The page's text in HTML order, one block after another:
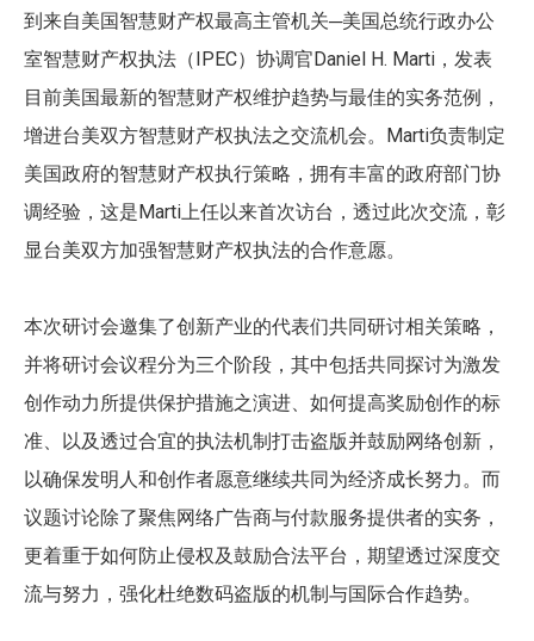
到来自美国智慧财产权最高主管机关─美国总统行政办公
室智慧财产权执法（IPEC）协调官Daniel H. Marti ，发表
目前美国最新的智慧财产权维护趋势与最佳的实务范例，
增进台美双方智慧财产权执法之交流机会。 Marti负责制定
美国政府的智慧财产权执行策略，拥有丰富的政府部门协
调经验，这是Marti 上任以来首次访台，透过此次交流，彰
显台美双方加强智慧财产权执法的合作意愿。
本次研讨会邀集了创新产业的代表们共同研讨相关策略，
并将研讨会议程分为三个阶段，其中包括共同探讨为激发
创作动力所提供保护措施之演进、如何提高奖励创作的标
准、以及透过合宜的执法机制打击盗版并鼓励网络创新，
以确保发明人和创作者愿意继续共同为经济成长努力。而
议题讨论除了聚焦网络广告商与付款服务提供者的实务，
更着重于如何防止侵权及鼓励合法平台，期望透过深度交
流与努力，强化杜绝数码盗版的机制与国际合作趋势。